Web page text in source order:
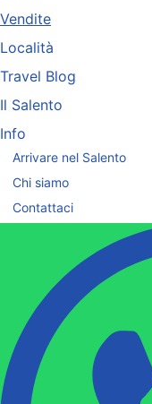
Vendite
Località
Travel Blog
Il Salento
Info
Arrivare nel Salento
Chi siamo
Contattaci